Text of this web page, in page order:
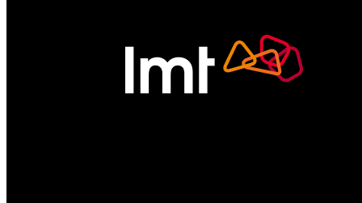
Portatīvie datori
Stacionārie datori
Monitori